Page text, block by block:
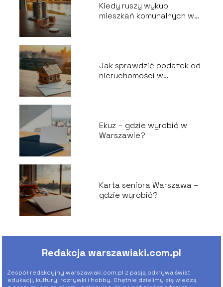
Kiedy ruszy wykup
mieszkań komunalnych w
Jak sprawdzić podatek od
nieruchomości w
Ekuz – gdzie wyrobić w
Warszawie?
Karta seniora Warszawa –
gdzie wyrobić?
Redakcja warszawiaki.com.pl
Zespół redakcyjny warszawiaki.com.pl z pasją odkrywa świat
edukacji, kultury, rozrywki i hobby. Chętnie dzielimy się wiedzą